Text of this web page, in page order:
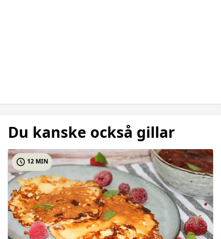
Du kanske också gillar
12 MIN